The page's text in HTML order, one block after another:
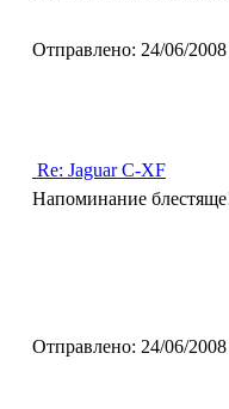
Отправлено: 24/06/
Re: Jaguar C-XF
Напоминание
Отправлено: 24/06/